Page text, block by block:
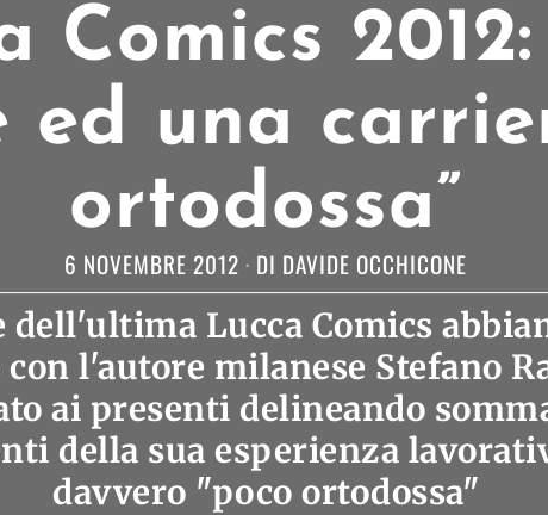
Comics
ed una
ortodossa”
6 NOVEMBRE 2012 DI DAVIDE OCCHICONE
dell'ultima Lucca Comics
l'autore milanese Stefano
ai presenti delineando
della sua esperienza
davvero "poco ortodossa"